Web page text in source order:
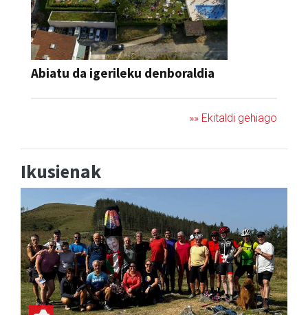
Abiatu da igerileku denboraldia